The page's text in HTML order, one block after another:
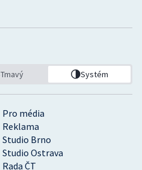
Pro média
Reklama
Studio Brno
Studio Ostrava
Rada ČT
Tmavý Systém